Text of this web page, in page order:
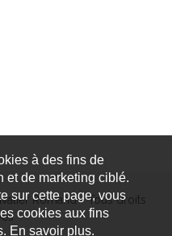
Romand - Tous droits
à des fins de
et de marketing ciblé.
sur cette page, vous
cookies aux fins
En savoir plus.